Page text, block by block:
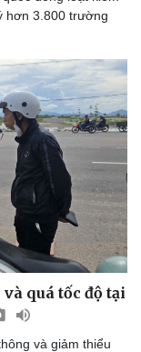
hơn 3.800 trường
quá tốc độ tại
và giảm thiểu